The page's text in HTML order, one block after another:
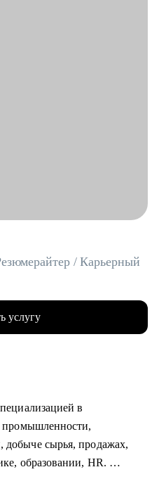
/ Карьерный
услугу
в
промышленности,
добыче сырья, продажах,
образовании, HR.